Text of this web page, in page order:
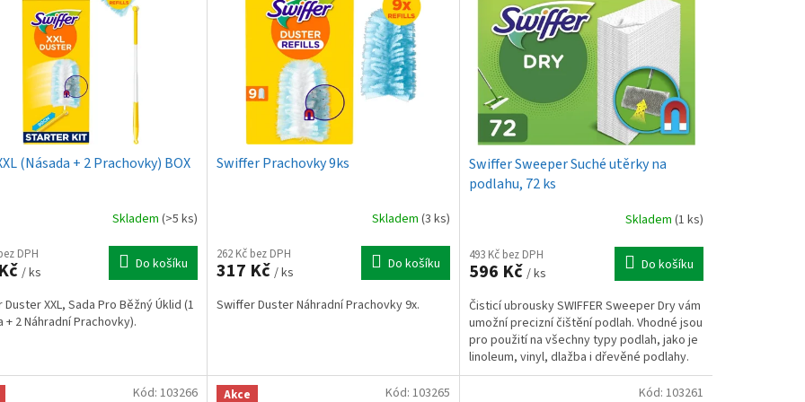
(Násada + 2 Prachovky) BOX
Skladem (>5 ks)
DPH
/ ks Do košíku
XXL, Sada Pro Běžný Úklid (1
+ 2 Náhradní Prachovky).
Swiffer Prachovky 9ks
Skladem (3 ks)
262 Kč bez DPH
317 Kč / ks Do košíku
Swiffer Duster Náhradní Prachovky 9x.
Swiffer Sweeper Suché utěrky na
podlahu, 72 ks
Skladem (1 ks)
493 Kč bez DPH
596 Kč / ks Do košíku
Čisticí ubrousky SWIFFER Sweeper Dry vám
umožní precizní čištění podlah. Vhodné jsou
pro použití na všechny typy podlah, jako je
linoleum, vinyl, dlažba i dřevěné podlahy.
Kód: 103266 Akce Kód: 103265 Kód: 103261